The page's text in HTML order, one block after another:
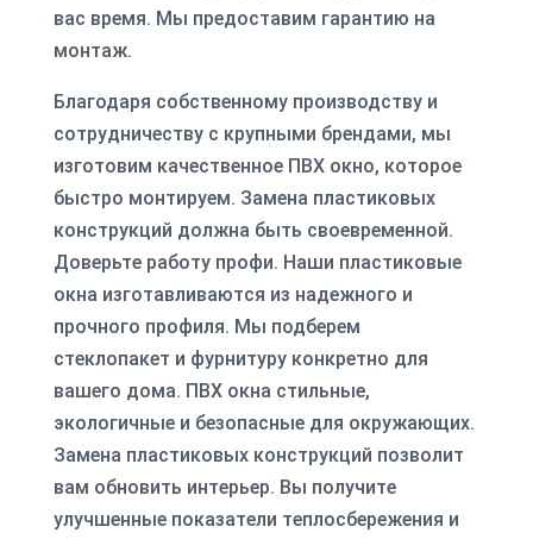
вас время. Мы предоставим гарантию на
монтаж.
Благодаря собственному производству и
сотрудничеству с крупными брендами, мы
изготовим качественное ПВХ окно, которое
быстро монтируем. Замена пластиковых
конструкций должна быть своевременной.
Доверьте работу профи. Наши пластиковые
окна изготавливаются из надежного и
прочного профиля. Мы подберем
стеклопакет и фурнитуру конкретно для
вашего дома. ПВХ окна стильные,
экологичные и безопасные для окружающих.
Замена пластиковых конструкций позволит
вам обновить интерьер. Вы получите
улучшенные показатели теплосбережения и